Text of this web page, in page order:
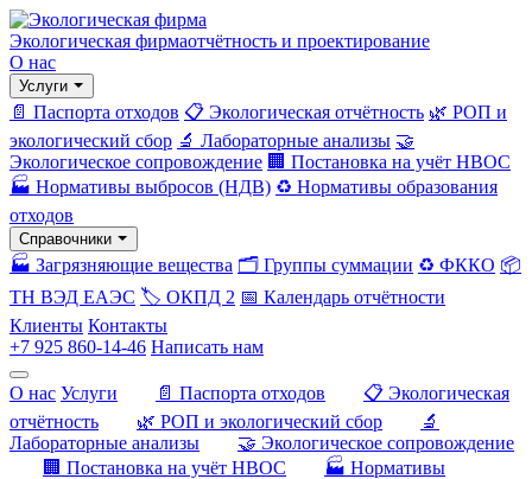
Экологическая фирмаотчётность и проектирование
О нас
Услуги
📄 Паспорта отходов 📋 Экологическая отчётность 🌿 РОП и
экологический сбор 🔬 Лабораторные анализы 🤝
Экологическое сопровождение 🏢 Постановка на учёт НВОС
🏭 Нормативы выбросов (НДВ) ♻️ Нормативы образования
отходов
Справочники
🏭 Загрязняющие вещества 🗂️ Группы суммации ♻️ ФККО 📦
ТН ВЭД ЕАЭС 🏷️ ОКПД 2 📅 Календарь отчётности
Клиенты Контакты
+7 925 860-14-46 Написать нам
О нас Услуги 📄 Паспорта отходов
📋 Экологическая
отчётность
🌿 РОП и экологический сбор
🔬
Лабораторные анализы
🤝 Экологическое сопровождение
🏢 Постановка на учёт НВОС
🏭 Нормативы